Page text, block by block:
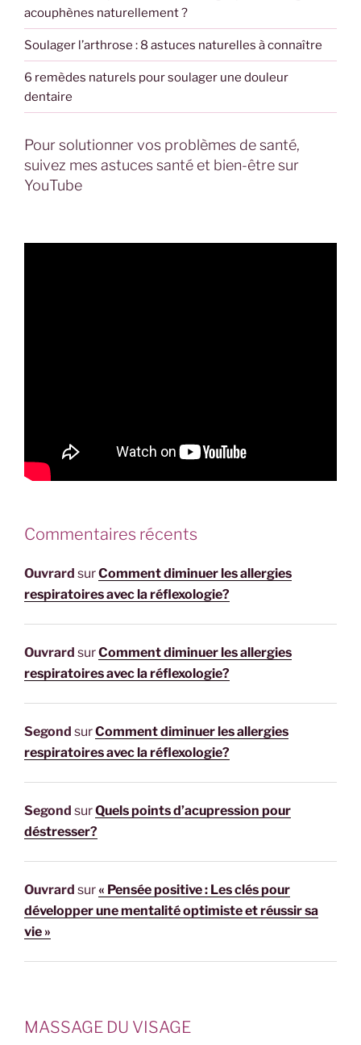
acouphènes naturellement ?
Soulager l’arthrose : 8 astuces naturelles à connaître
6 remèdes naturels pour soulager une douleur
dentaire
Pour solutionner vos problèmes de santé,
suivez mes astuces santé et bien-être sur
YouTube
Commentaires récents
Ouvrard surComment diminuer les allergies
respiratoires avec la réflexologie?
Ouvrard surComment diminuer les allergies
respiratoires avec la réflexologie?
Segond surComment diminuer les allergies
respiratoires avec la réflexologie?
Segond surQuels points d’acupression pour
déstresser?
Ouvrard sur« Pensée positive : Les clés pour
développer une mentalité optimiste et réussir sa
vie »
MASSAGE DU VISAGE